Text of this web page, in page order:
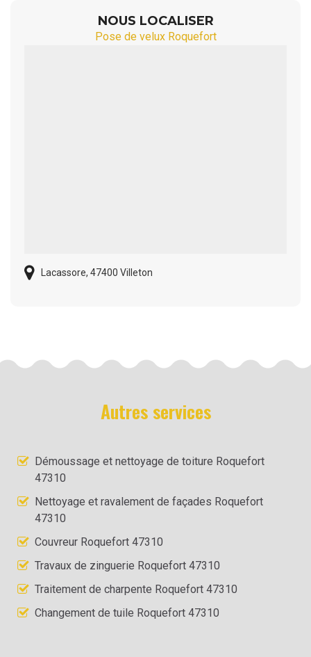
NOUS LOCALISER
Pose de velux Roquefort
Lacassore, 47400 Villeton
Autres services
Démoussage et nettoyage de toiture Roquefort
47310
Nettoyage et ravalement de façades Roquefort
47310
Couvreur Roquefort 47310
Travaux de zinguerie Roquefort 47310
Traitement de charpente Roquefort 47310
Changement de tuile Roquefort 47310